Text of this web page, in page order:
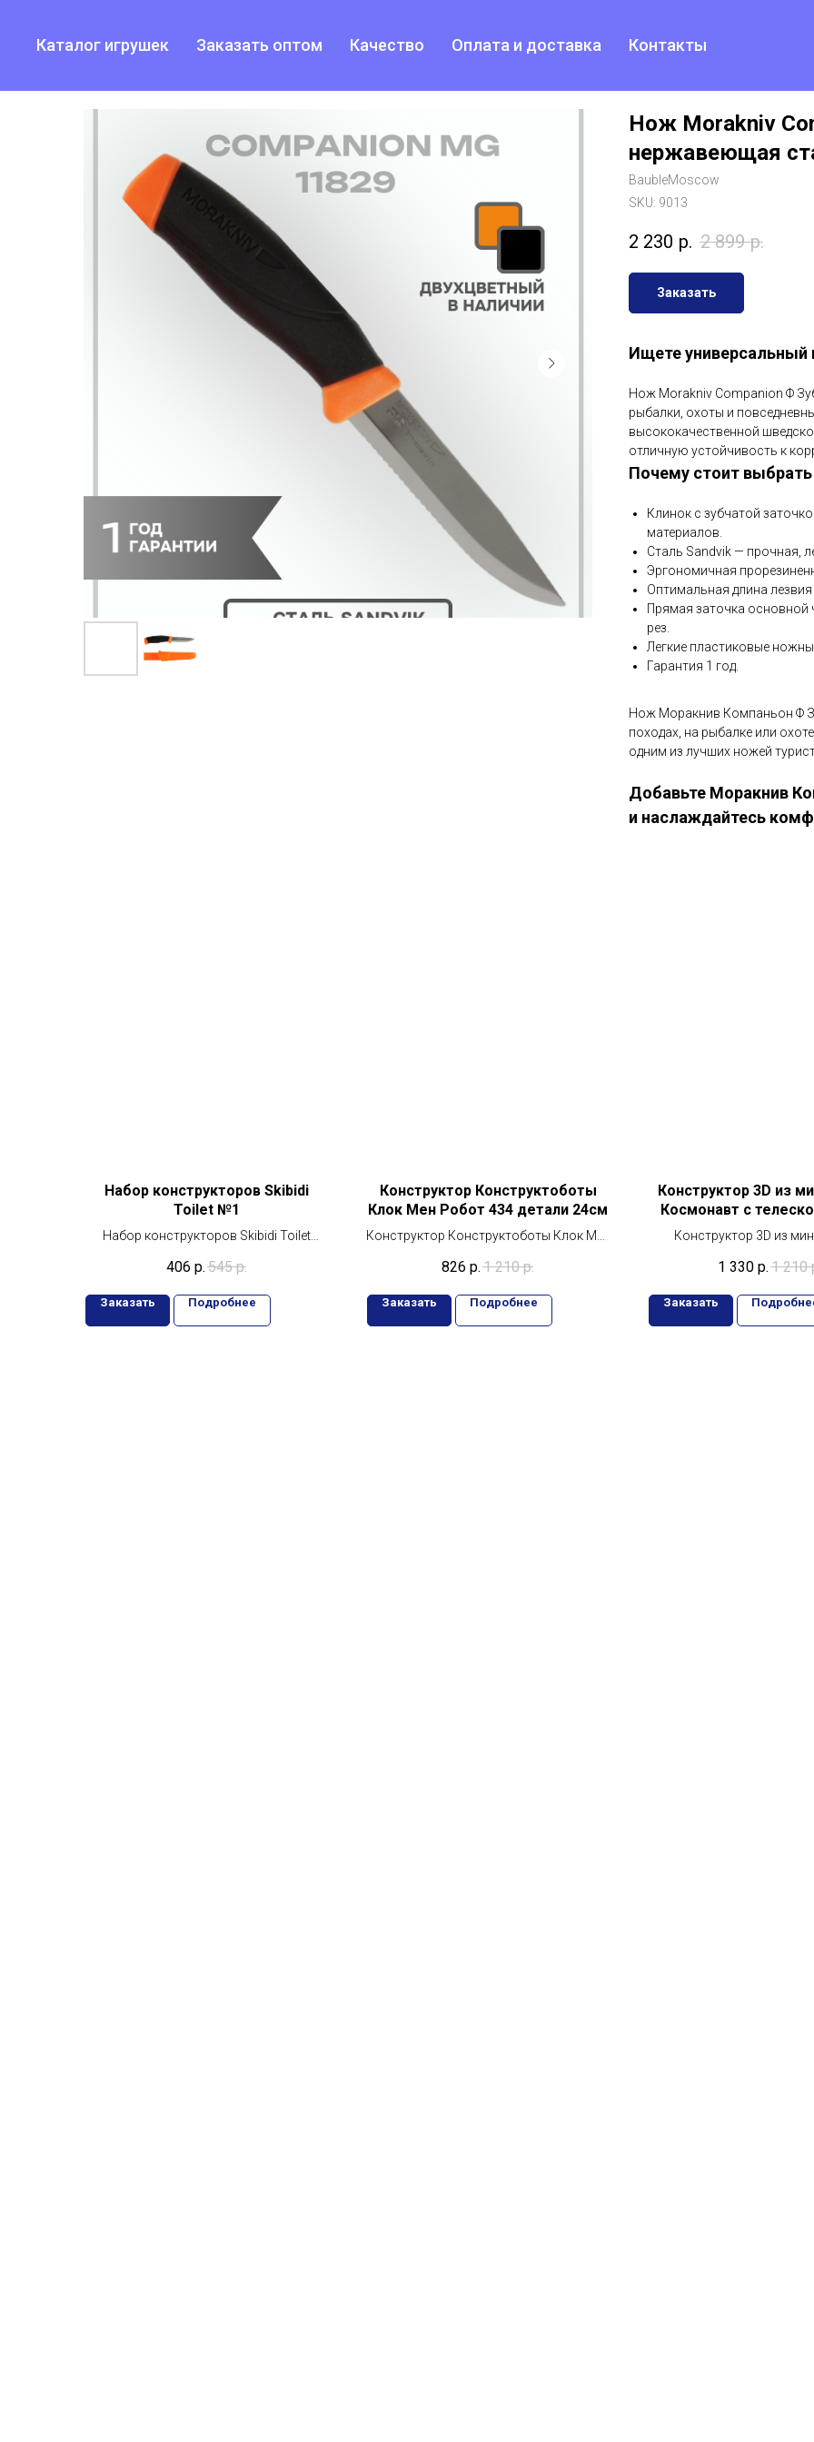
Каталог игрушек Заказать оптом Качество Оплата и доставка Контакты
Нож Morakniv
нержавеющая
BaubleMoscow
SKU: 9013
2 230 р. 2 899 р.
Заказать
Ищете
Нож Morakniv Companion Ф
рыбалки, охоты и
высококачественной
отличную устойчивость к
Почему стоит выбрать
Клинок с зубчатой
материалов.
Сталь Sandvik — прочная,
Эргономичная
Оптимальная длина
Прямая заточка основной
рез.
Легкие пластиковые
Гарантия 1 год.
Нож Моракнив Компаньон Ф
походах, на рыбалке или
одним из лучших ножей
Добавьте Моракнив
и наслаждайтесь
Набор конструкторов Skibidi
Toilet №1
Набор конструкторов Skibidi Toilet
406 р.545 р.
Заказать Подробнее
Конструктор Конструктоботы
Клок Мен Робот 434 детали 24см
Конструктор Конструктоботы Клок Мен
826 р. 1 210 р.
Заказать Подробнее
Конструктор 3D из
Космонавт с
деталей
Конструктор 3D из
1 330 р.1 210
Заказать